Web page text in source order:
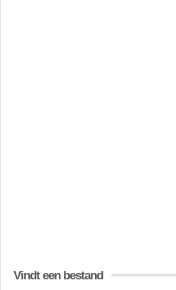
Vindt een bestand